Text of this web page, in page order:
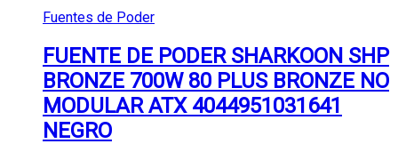
Fuentes de Poder
FUENTE DE PODER SHARKOON SHP
BRONZE 700W 80 PLUS BRONZE NO
MODULAR ATX 4044951031641
NEGRO